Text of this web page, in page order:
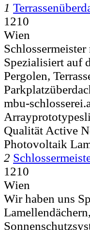
1
1210
Wien
Spezialisiert auf
Pergolen,
mbu-
Qualität Active
Photovoltaik
2
1210
Wien
Wir haben uns